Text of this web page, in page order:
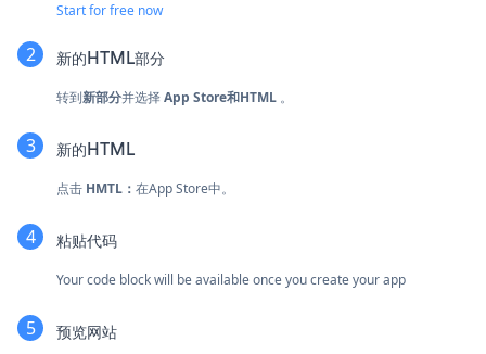
Start for free now
新的HTML部分
转到新部分并选择App Store和HTML 。
新的HTML
点击 HMTL： 在App Store中。
粘贴代码
Your code block will be available once you create your app
预览网站